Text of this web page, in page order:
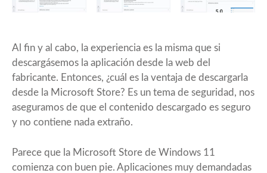
Al fin y al cabo, la experiencia es la misma que si
descargásemos la aplicación desde la web del
fabricante. Entonces, ¿cuál es la ventaja de descargarla
desde la Microsoft Store? Es un tema de seguridad, nos
aseguramos de que el contenido descargado es seguro
y no contiene nada extraño.
Parece que la Microsoft Store de Windows 11
comienza con buen pie. Aplicaciones muy demandadas